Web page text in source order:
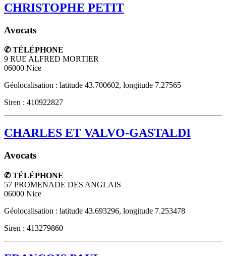
CHRISTOPHE PETIT
Avocats
✆ TÉLÉPHONE
9 RUE ALFRED MORTIER
06000 Nice
Géolocalisation : latitude 43.700602, longitude 7.27565
Siren : 410922827
CHARLES ET VALVO-GASTALDI
Avocats
✆ TÉLÉPHONE
57 PROMENADE DES ANGLAIS
06000 Nice
Géolocalisation : latitude 43.693296, longitude 7.253478
Siren : 413279860